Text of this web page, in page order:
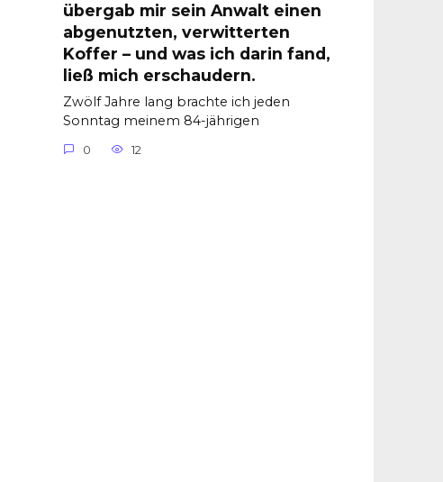
übergab mir sein Anwalt einen
abgenutzten, verwitterten
Koffer – und was ich darin fand,
ließ mich erschaudern.
Zwölf Jahre lang brachte ich jeden
Sonntag meinem 84-jährigen
0 12